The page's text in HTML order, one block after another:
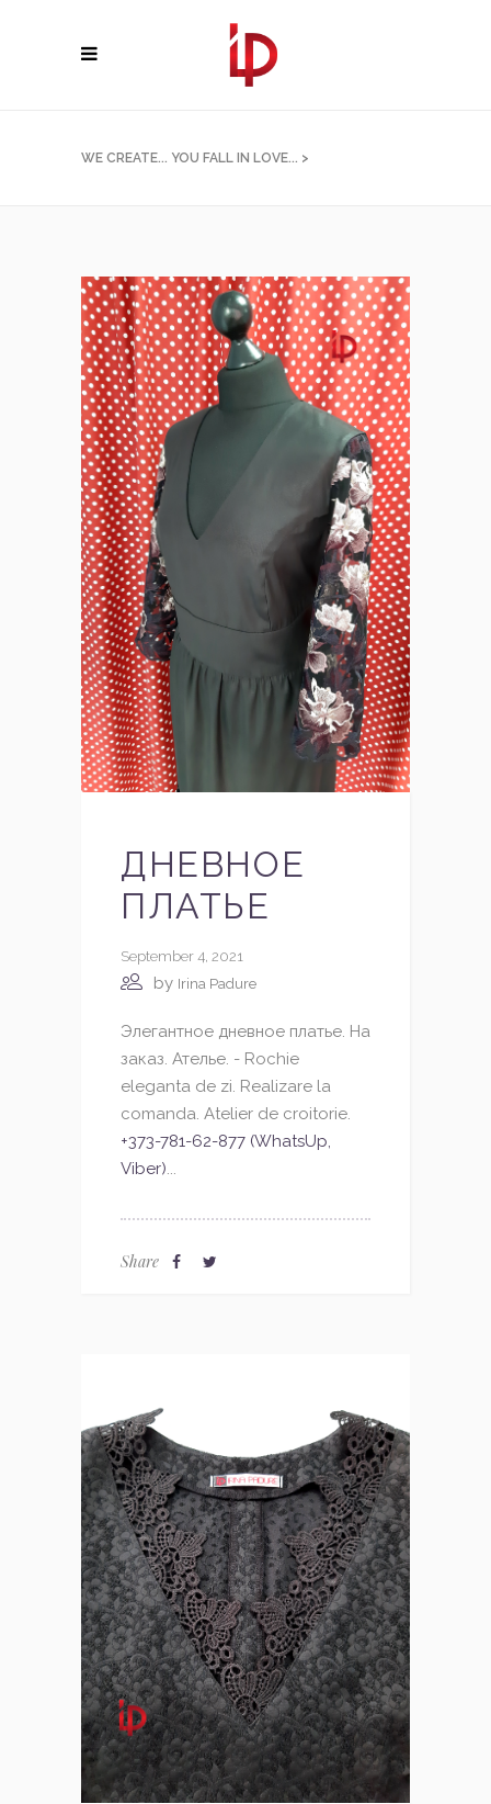
WE CREATE... YOU FALL IN LOVE... >
ДНЕВНОЕ
ПЛАТЬЕ
September 4, 2021
by Irina Padure
Элегантное дневное платье. На
заказ. Ателье. - Rochie
eleganta de zi. Realizare la
comanda. Atelier de croitorie.
+373-781-62-877 (WhatsUp,
Viber)...
Share